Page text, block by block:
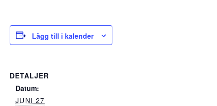
Lägg till i kalender
DETALJER
Datum:
JUNI 27